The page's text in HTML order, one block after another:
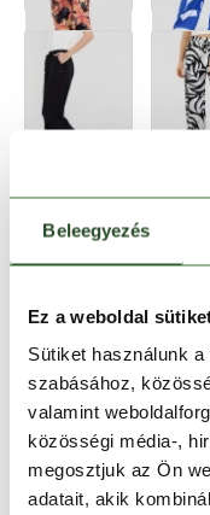
Beleegyezés
Ez a weboldal
Sütiket használunk
szabásához,
valamint
közösségi média-,
megosztjuk az Ön
adatait, akik
Méret:
XS S M